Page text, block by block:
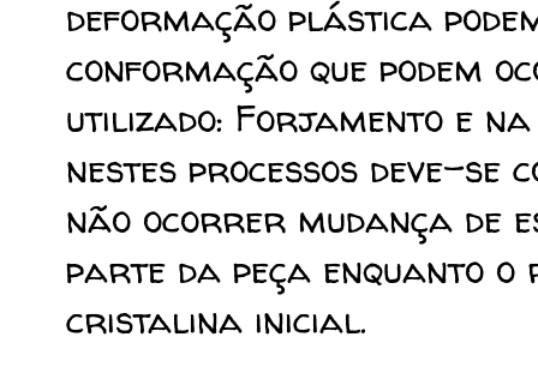
deformação plástica
conformação que podem
utilizado: Forjamento e
nestes processos deve-
não ocorrer mudança de
parte da peça enquanto
cristalina inicial.